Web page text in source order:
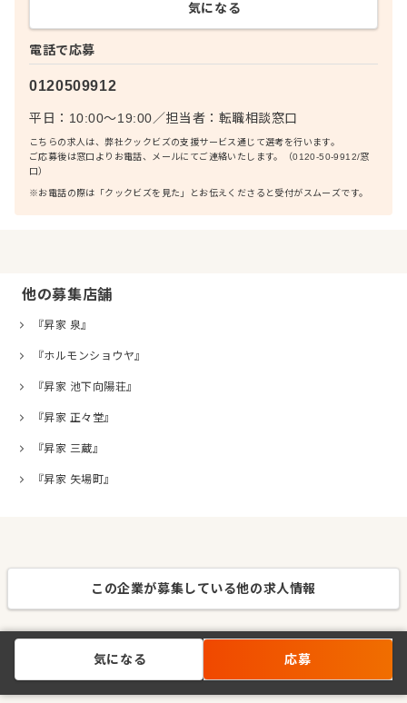
電話で応募
0120509912
平日：10:00〜19:00／担当者： 転職相談窓口
こちらの求人は、弊社クックビズの支援サービス通じて選考を行います。
ご応募後は窓口よりお電話、メールにてご連絡いたします。（0120-50-9912/窓
口）
※お電話の際は「クックビズを見た」とお伝えくださると受付がスムーズです。
気になる
他の募集店舗
『昇家 泉』
『ホルモンショウヤ』
『昇家 池下向陽荘』
『昇家 正々堂』
『昇家 三蔵』
『昇家 矢場町』
この企業が募集している他の求人情報
気になる 応募